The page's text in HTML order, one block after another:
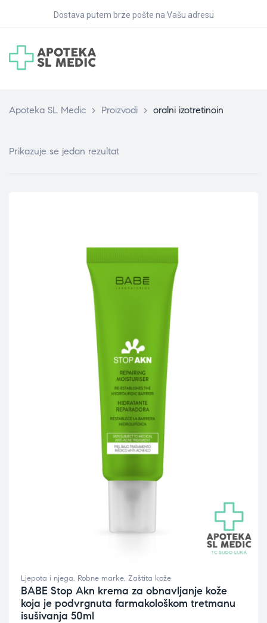
Dostava putem brze pošte na Vašu adresu
Apoteka SL Medic > Proizvodi > oralni izotretinoin
Prikazuje se jedan rezultat
Ljepota i njega, Robne marke, Zaštita kože
BABE Stop Akn krema za obnavljanje kože
koja je podvrgnuta farmakološkom tretmanu
isušivanja 50ml